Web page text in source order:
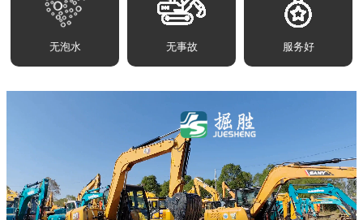
无泡水 无事故 服务好